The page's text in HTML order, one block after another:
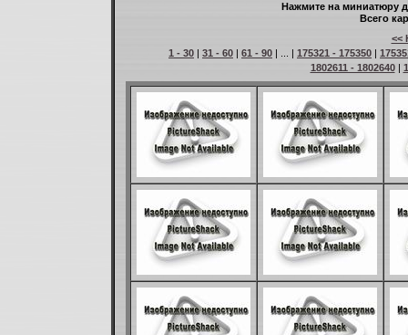
Нажмите на миниатюру
Всего
<<
1 - 30 | 31 - 60 | 61 - 90 | ... | 175321 - 175350 |
1802611 - 1802640|